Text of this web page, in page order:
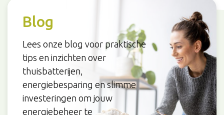
Blog
Lees onze blog voor praktische
tips en inzichten over
thuisbatterijen,
energiebesparing en slimme
investeringen om jouw
energiebeheer te